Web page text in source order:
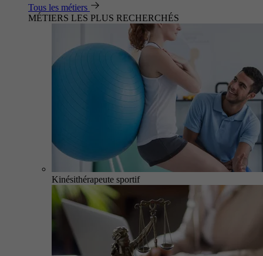
Tous les métiers
MÉTIERS LES PLUS RECHERCHÉS
Kinésithérapeute sportif